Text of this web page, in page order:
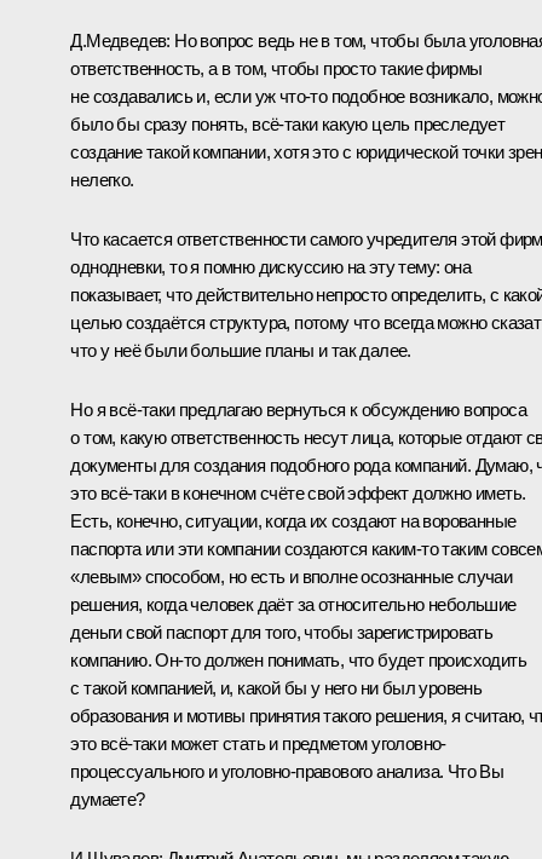
Д.Медведев: Но вопрос ведь не в том, чтобы была
ответственность, а в том, чтобы просто такие фирмы
не создавались и, если уж что‑то подобное возникало,
было бы сразу понять, всё‑таки какую цель преследует
создание такой компании, хотя это с юридической точки
нелегко.
Что касается ответственности самого учредителя этой
однодневки, то я помню дискуссию на эту тему: она
показывает, что действительно непросто определить, с
целью создаётся структура, потому что всегда можно
что у неё были большие планы и так далее.
Но я всё‑таки предлагаю вернуться к обсуждению вопроса
о том, какую ответственность несут лица, которые отдают
документы для создания подобного рода компаний. Думаю,
это всё‑таки в конечном счёте свой эффект должно иметь.
Есть, конечно, ситуации, когда их создают на ворованные
паспорта или эти компании создаются каким‑то таким
«левым» способом, но есть и вполне осознанные случаи
решения, когда человек даёт за относительно небольшие
деньги свой паспорт для того, чтобы зарегистрировать
компанию. Он‑то должен понимать, что будет происходить
с такой компанией, и, какой бы у него ни был уровень
образования и мотивы принятия такого решения, я считаю,
это всё‑таки может стать и предметом уголовно-
процессуального и уголовно-правового анализа. Что Вы
думаете?